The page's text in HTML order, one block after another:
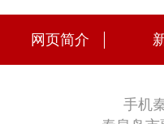
网页简介
手机